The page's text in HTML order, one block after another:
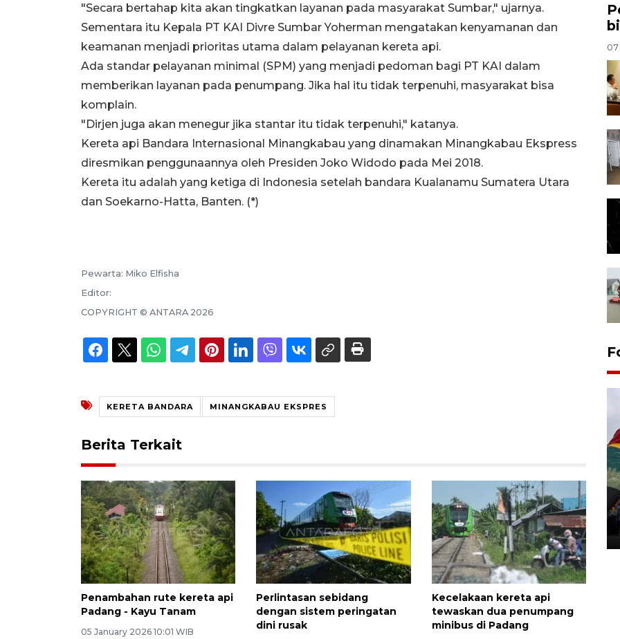
"Secara bertahap kita akan tingkatkan layanan pada masyarakat Sumbar," ujarnya.
Sementara itu Kepala PT KAI Divre Sumbar Yoherman mengatakan kenyamanan dan
keamanan menjadi prioritas utama dalam pelayanan kereta api.
Ada standar pelayanan minimal (SPM) yang menjadi pedoman bagi PT KAI dalam
memberikan layanan pada penumpang. Jika hal itu tidak terpenuhi, masyarakat bisa
komplain.
"Dirjen juga akan menegur jika stantar itu tidak terpenuhi," katanya.
Kereta api Bandara Internasional Minangkabau yang dinamakan Minangkabau Ekspress
diresmikan penggunaannya oleh Presiden Joko Widodo pada Mei 2018.
Kereta itu adalah yang ketiga di Indonesia setelah bandara Kualanamu Sumatera Utara
dan Soekarno-Hatta, Banten. (*)
Pewarta: Miko Elfisha
Editor:
COPYRIGHT © ANTARA 2026
KERETA BANDARA MINANGKABAU EKSPRES
Berita Terkait
Penambahan rute kereta api
Padang - Kayu Tanam
05 January 2026 10:01 WIB
Perlintasan sebidang
dengan sistem peringatan
dini rusak
Kecelakaan kereta api
tewaskan dua penumpang
minibus di Padang
07
Penggantian konstruksi jalan
Lintas Sumatera di Sumbar
05 August 2026 10:35 WIB